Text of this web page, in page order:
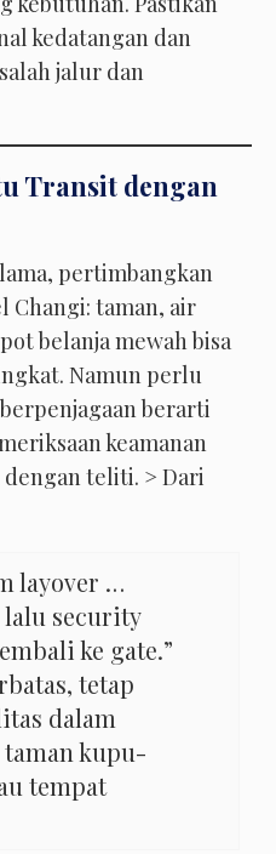
kedatangan dan
jalur dan
Transit dengan
pertimbangkan
Changi: taman, air
belanja mewah bisa
Namun perlu
berarti
keamanan
teliti. > Dari
layover …
lalu security
ke gate.”
tetap
dalam
kupu-
tempat